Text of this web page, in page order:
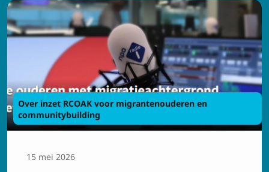
Over inzet RCOAK voor migrantenouderen en
communitybuilding
15 mei 2026